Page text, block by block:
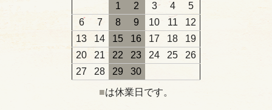
1
2 3 4
5
6
7 8 9 10 11
12
13
14 15 16 17 18
19
20
21 22 23 24 25
26
27
28 29
30
■は休業日です。